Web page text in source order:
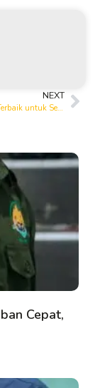
NEXT
Ripstop, Solusi Terbaik untuk Seragam Lapangan yang Tahan Lama
Cepat,